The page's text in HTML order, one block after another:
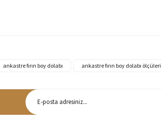
ankastre fırın boy dolabı
ankastre fırın boy dolabı ölçüleri